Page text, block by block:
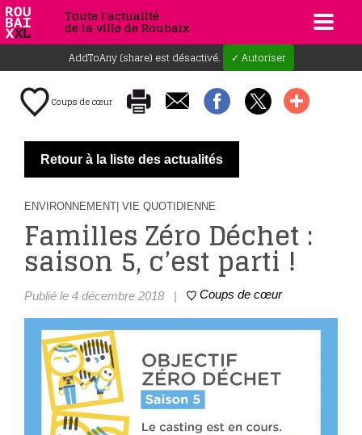
Toute l'actualité
de la ville de Roubaix
AddToAny (share) est désactivé. ✓ Autoriser
Coups de cœur
Retour à la liste des actualités
ENVIRONNEMENT | VIE QUOTIDIENNE
Familles Zéro Déchet :
saison 5, c’est parti !
Publié le 4 décembre 2018 | Coups de cœur